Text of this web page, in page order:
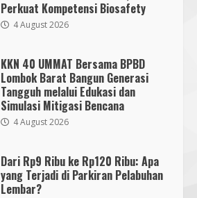
Perkuat Kompetensi Biosafety
4 August 2026
KKN 40 UMMAT Bersama BPBD
Lombok Barat Bangun Generasi
Tangguh melalui Edukasi dan
Simulasi Mitigasi Bencana
4 August 2026
Dari Rp9 Ribu ke Rp120 Ribu: Apa
yang Terjadi di Parkiran Pelabuhan
Lembar?